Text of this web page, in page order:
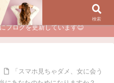
のチャンスに変わるカウンセリング
ブログを更新しています😊
「スマホ見ちゃダメ、女に会う
検索